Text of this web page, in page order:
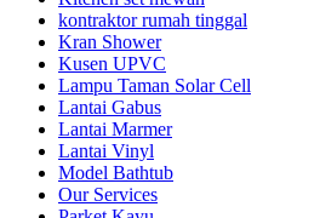
kontraktor rumah tinggal
Kran Shower
Kusen UPVC
Lampu Taman Solar Cell
Lantai Gabus
Lantai Marmer
Lantai Vinyl
Model Bathtub
Our Services